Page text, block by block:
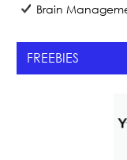
Brain
FREEBIES